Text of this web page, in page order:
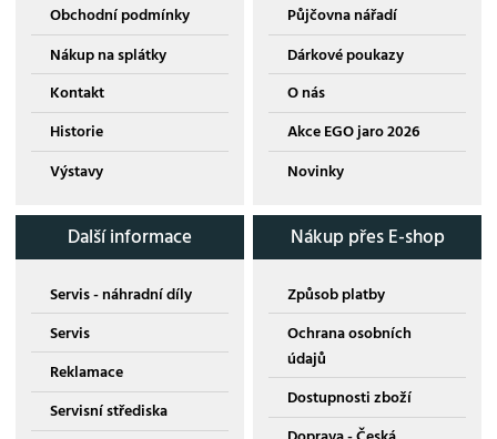
Obchodní podmínky
Nákup na splátky
Kontakt
Historie
Výstavy
Půjčovna nářadí
Dárkové poukazy
O nás
Akce EGO jaro 2026
Novinky
Další informace
Servis - náhradní díly
Servis
Reklamace
Servisní střediska
Nákup přes E-shop
Způsob platby
Ochrana osobních
údajů
Dostupnosti zboží